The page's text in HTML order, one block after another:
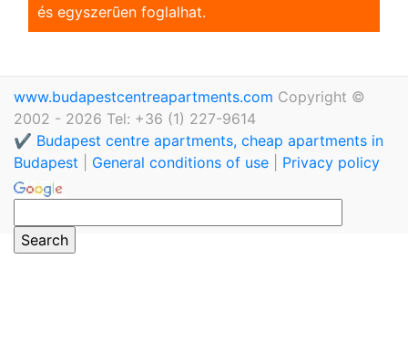
és egyszerũen foglalhat.
www.budapestcentreapartments.com Copyright ©
2002 - 2026 Tel: +36 (1) 227-9614
✔️ Budapest centre apartments, cheap apartments in
Budapest
General conditions of use Privacy policy